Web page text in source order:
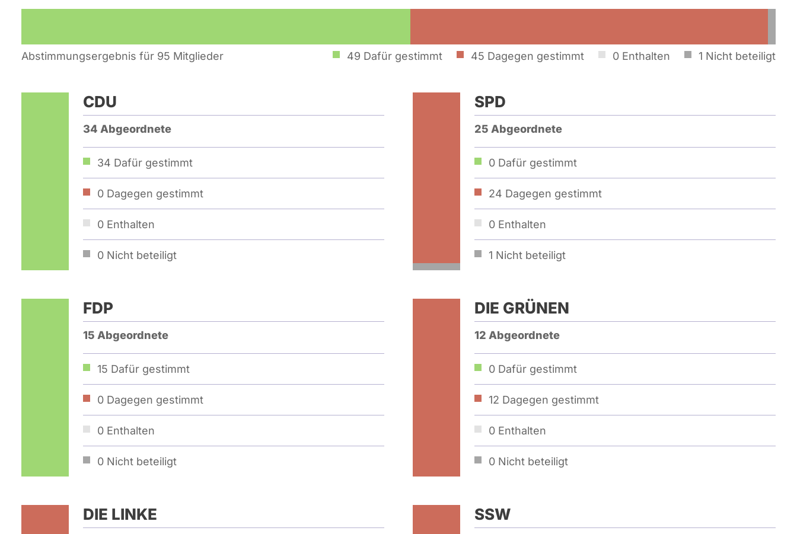
Abstimmungsergebnis für 95 Mitglieder 49 Dafür gestimmt 45 Dagegen gestimmt 0 Enthalten 1 Nicht beteiligt
CDU
34 Abgeordnete
34 Dafür gestimmt
0 Dagegen gestimmt
0 Enthalten
0 Nicht beteiligt
SPD
25 Abgeordnete
0 Dafür gestimmt
24 Dagegen gestimmt
0 Enthalten
1 Nicht beteiligt
FDP
15 Abgeordnete
15 Dafür gestimmt
0 Dagegen gestimmt
0 Enthalten
0 Nicht beteiligt
DIE GRÜNEN
12 Abgeordnete
0 Dafür gestimmt
12 Dagegen gestimmt
0 Enthalten
0 Nicht beteiligt
DIE LINKE SSW